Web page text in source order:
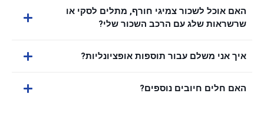
האם אוכל לשכור צמיגי חורף, מתלים לסקי או
שרשראות שלג עם הרכב השכור שלי?
איך אני משלם עבור תוספות אופציונליות?
האם חלים חיובים נוספים?